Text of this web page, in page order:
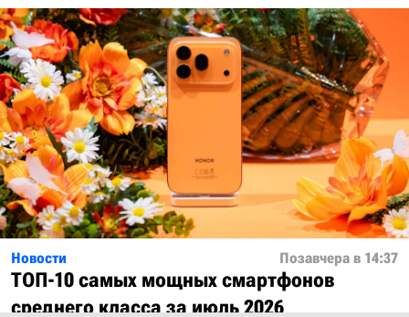
Новости Позавчера в 14:37
ТОП-10 самых мощных смартфонов
среднего класса за июль 2026